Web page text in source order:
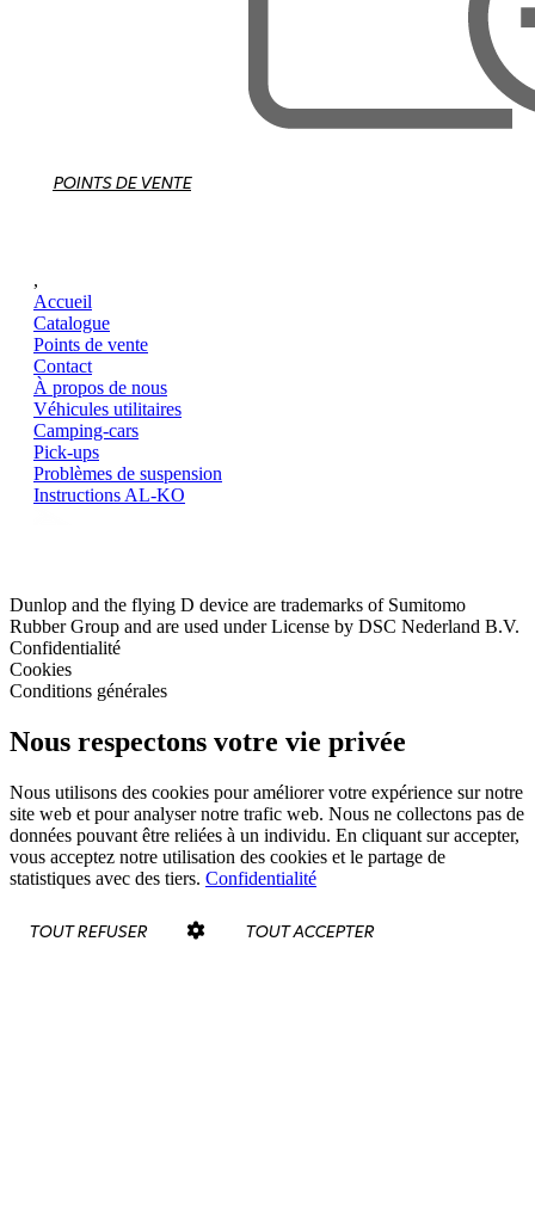
POINTS DE VENTE
,
Accueil
Catalogue
Points de vente
Contact
À propos de nous
Véhicules utilitaires
Camping-cars
Pick-ups
Problèmes de suspension
Instructions AL-KO
Dunlop and the flying D device are trademarks of Sumitomo
Rubber Group and are used under License by DSC Nederland B.V.
Confidentialité
Cookies
Conditions générales
Nous respectons votre vie privée
Nous utilisons des cookies pour améliorer votre expérience sur notre
site web et pour analyser notre trafic web. Nous ne collectons pas de
données pouvant être reliées à un individu. En cliquant sur accepter,
vous acceptez notre utilisation des cookies et le partage de
statistiques avec des tiers. Confidentialité
TOUT REFUSER TOUT ACCEPTER